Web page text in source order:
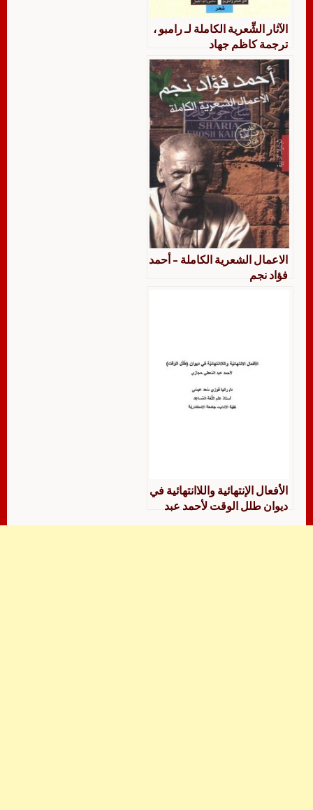
الآثار الشِّعرية الكاملة لـ رامبو ،
ترجمة كاظم جهاد
الاعمال الشعرية الكاملة – أحمد
فؤاد نجم
الأفعال الإنتهائية واللاانتهائية في
ديوان طلل الوقت لأحمد عبد